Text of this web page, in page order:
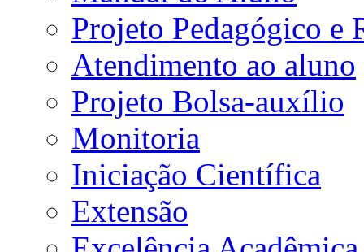
Projeto Pedagógico e
Atendimento ao aluno
Projeto Bolsa-auxílio
Monitoria
Iniciação Científica
Extensão